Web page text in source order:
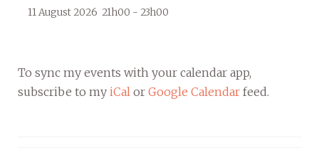
11 August 2026 21h00 - 23h00
To sync my events with your calendar app,
subscribe to my iCal or Google Calendar feed.